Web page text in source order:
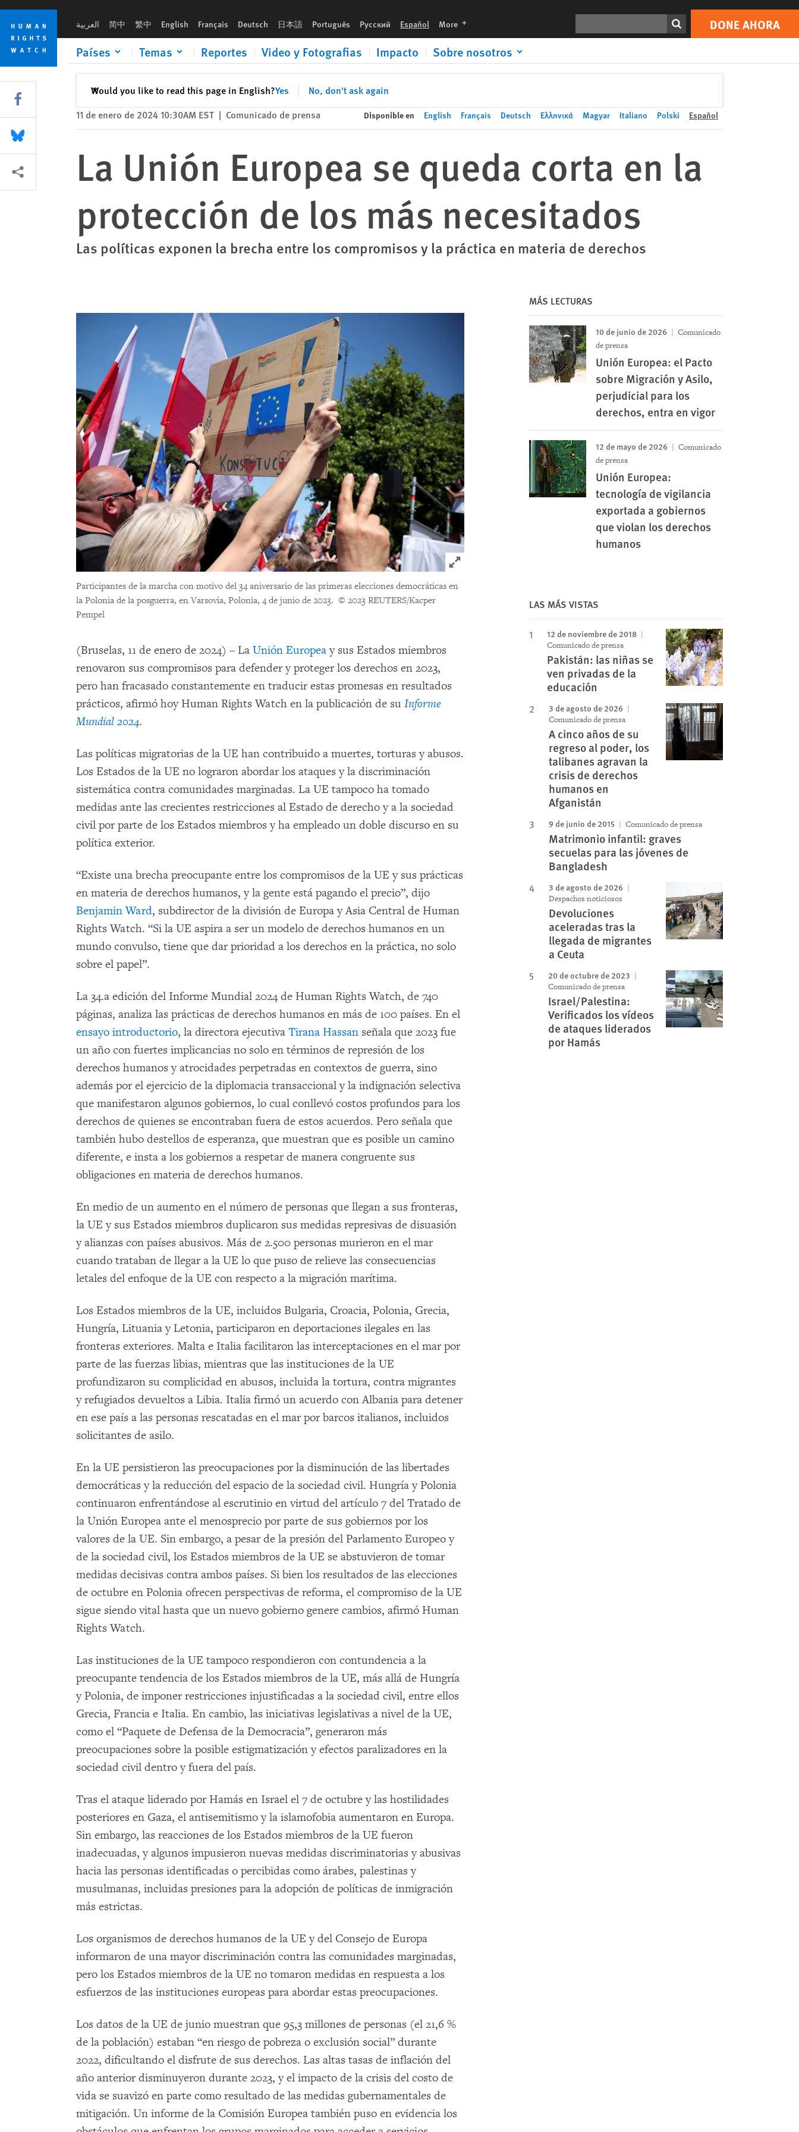
Skip
cookie
privacy
notice
Skip
main
content
العربية 简中 繁中 English Français Deutsch 日本語 Português Русский Español More languages DONE AHORA
Países Temas Reportes Video y Fotografias Impacto Sobre nosotros
Would you like to read this page in English?Yes No, don't ask again
✕Cerrar
Print DONE AHORA
11 de enero de 2024 10:30AM EST | Comunicado de prensa Disponible en English Français Deutsch Ελληνικά Magyar Italiano Polski Español
La Unión Europea se queda corta en la
protección de los más necesitados
Las políticas exponen la brecha entre los compromisos y la práctica en materia de derechos
Click to expand Image
Participantes de la marcha con motivo del 34 aniversario de las primeras elecciones democráticas en
la Polonia de la posguerra, en Varsovia, Polonia, 4 de junio de 2023. © 2023 REUTERS/Kacper
Pempel
(Bruselas, 11 de enero de 2024) – La Unión Europeay sus Estados miembros
renovaron sus compromisos para defender y proteger los derechos en 2023,
pero han fracasado constantemente en traducir estas promesas en resultados
prácticos, afirmó hoy Human Rights Watch en la publicación de su Informe
Mundial 2024.
Las políticas migratorias de la UE han contribuido a muertes, torturas y abusos.
Los Estados de la UE no lograron abordar los ataques y la discriminación
sistemática contra comunidades marginadas. La UE tampoco ha tomado
medidas ante las crecientes restricciones al Estado de derecho y a la sociedad
civil por parte de los Estados miembros y ha empleado un doble discurso en su
política exterior.
“Existe una brecha preocupante entre los compromisos de la UE y sus prácticas
en materia de derechos humanos, y la gente está pagando el precio”, dijo
Benjamin Ward, subdirector de la división de Europa y Asia Central de Human
Rights Watch. “Si la UE aspira a ser un modelo de derechos humanos en un
mundo convulso, tiene que dar prioridad a los derechos en la práctica, no solo
sobre el papel”.
La 34.a edición del Informe Mundial 2024 de Human Rights Watch, de 740
páginas, analiza las prácticas de derechos humanos en más de 100 países. En el
ensayo introductorio, la directora ejecutiva Tirana Hassan señala que 2023 fue
un año con fuertes implicancias no solo en términos de represión de los
derechos humanos y atrocidades perpetradas en contextos de guerra, sino
además por el ejercicio de la diplomacia transaccional y la indignación selectiva
que manifestaron algunos gobiernos, lo cual conllevó costos profundos para los
derechos de quienes se encontraban fuera de estos acuerdos. Pero señala que
también hubo destellos de esperanza, que muestran que es posible un camino
diferente, e insta a los gobiernos a respetar de manera congruente sus
obligaciones en materia de derechos humanos.
En medio de un aumento en el número de personas que llegan a sus fronteras,
la UE y sus Estados miembros duplicaron sus medidas represivas de disuasión
y alianzas con países abusivos. Más de 2.500 personas murieron en el mar
cuando trataban de llegar a la UE lo que puso de relieve las consecuencias
letales del enfoque de la UE con respecto a la migración marítima.
Los Estados miembros de la UE, incluidos Bulgaria, Croacia, Polonia, Grecia,
Hungría, Lituania y Letonia, participaron en deportaciones ilegales en las
fronteras exteriores. Malta e Italia facilitaron las interceptaciones en el mar por
parte de las fuerzas libias, mientras que las instituciones de la UE
profundizaron su complicidad en abusos, incluida la tortura, contra migrantes
y refugiados devueltos a Libia. Italia firmó un acuerdo con Albania para detener
en ese país a las personas rescatadas en el mar por barcos italianos, incluidos
solicitantes de asilo.
En la UE persistieron las preocupaciones por la disminución de las libertades
democráticas y la reducción del espacio de la sociedad civil. Hungría y Polonia
continuaron enfrentándose al escrutinio en virtud del artículo 7 del Tratado de
la Unión Europea ante el menosprecio por parte de sus gobiernos por los
valores de la UE. Sin embargo, a pesar de la presión del Parlamento Europeo y
de la sociedad civil, los Estados miembros de la UE se abstuvieron de tomar
medidas decisivas contra ambos países. Si bien los resultados de las elecciones
de octubre en Polonia ofrecen perspectivas de reforma, el compromiso de la UE
sigue siendo vital hasta que un nuevo gobierno genere cambios, afirmó Human
Rights Watch.
Las instituciones de la UE tampoco respondieron con contundencia a la
preocupante tendencia de los Estados miembros de la UE, más allá de Hungría
y Polonia, de imponer restricciones injustificadas a la sociedad civil, entre ellos
Grecia, Francia e Italia. En cambio, las iniciativas legislativas a nivel de la UE,
como el “Paquete de Defensa de la Democracia”, generaron más
preocupaciones sobre la posible estigmatización y efectos paralizadores en la
sociedad civil dentro y fuera del país.
Tras el ataque liderado por Hamás en Israel el 7 de octubre y las hostilidades
posteriores en Gaza, el antisemitismo y la islamofobia aumentaron en Europa.
Sin embargo, las reacciones de los Estados miembros de la UE fueron
inadecuadas, y algunos impusieron nuevas medidas discriminatorias y abusivas
hacia las personas identificadas o percibidas como árabes, palestinas y
musulmanas, incluidas presiones para la adopción de políticas de inmigración
más estrictas.
Los organismos de derechos humanos de la UE y del Consejo de Europa
informaron de una mayor discriminación contra las comunidades marginadas,
pero los Estados miembros de la UE no tomaron medidas en respuesta a los
esfuerzos de las instituciones europeas para abordar estas preocupaciones.
Los datos de la UE de junio muestran que 95,3 millones de personas (el 21,6 %
de la población) estaban “en riesgo de pobreza o exclusión social” durante
2022, dificultando el disfrute de sus derechos. Las altas tasas de inflación del
año anterior disminuyeron durante 2023, y el impacto de la crisis del costo de
vida se suavizó en parte como resultado de las medidas gubernamentales de
mitigación. Un informe de la Comisión Europea también puso en evidencia los
MÁS LECTURAS
10 de junio de 2026
Comunicado
de prensa
Unión Europea: el Pacto
sobre Migración y Asilo,
perjudicial para los
derechos, entra en vigor
12 de mayo de 2026
Comunicado
de prensa
Unión Europea:
tecnología de vigilancia
exportada a gobiernos
que violan los derechos
humanos
LAS MÁS VISTAS
12 de noviembre de 2018
Comunicado de prensa
Pakistán: las niñas se
ven privadas de la
educación
3 de agosto de 2026
Comunicado de prensa
A cinco años de su
regreso al poder, los
talibanes agravan la
crisis de derechos
humanos en
Afganistán
9 de junio de 2015 Comunicado de prensa
Matrimonio infantil: graves
secuelas para las jóvenes de
Bangladesh
3 de agosto de 2026
Despachos noticiosos
Devoluciones
aceleradas tras la
llegada de migrantes
a Ceuta
20 de octubre de 2023
Comunicado de prensa
Israel/Palestina:
Verificados los vídeos
de ataques liderados
por Hamás
Share this via Facebook
Share this via Bluesky
Share this via Compartir